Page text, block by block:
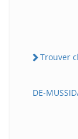
Trouver
DE-